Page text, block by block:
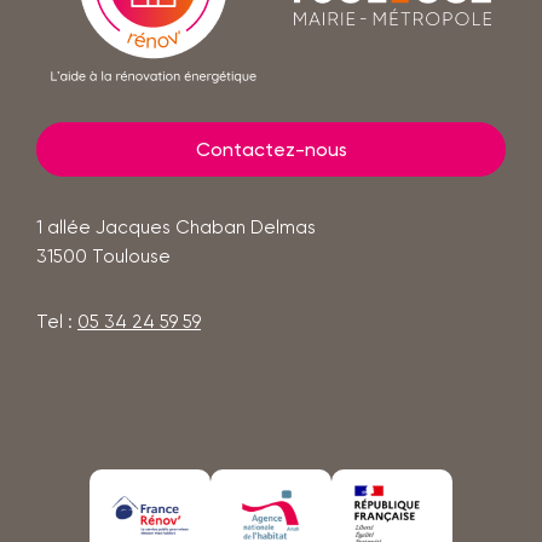
mairie
Contactez-nous
1 allée Jacques Chaban Delmas
31500 Toulouse
Tel : 05 34 24 59 59